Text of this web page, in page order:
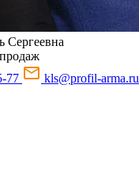
Сергеевна
77
kls@profil-arma.ru